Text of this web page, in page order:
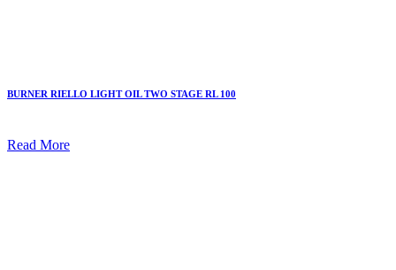
BURNER RIELLO LIGHT OIL TWO STAGE RL 100
Read More